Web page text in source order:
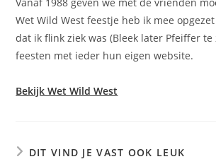
Vanaf 1988 geven we met de vrienden
Wet Wild West feestje heb ik mee
dat ik flink ziek was (Bleek later Pfeiffer te
feesten met ieder hun eigen website.
Bekijk Wet Wild West
DIT VIND JE VAST OOK LEUK